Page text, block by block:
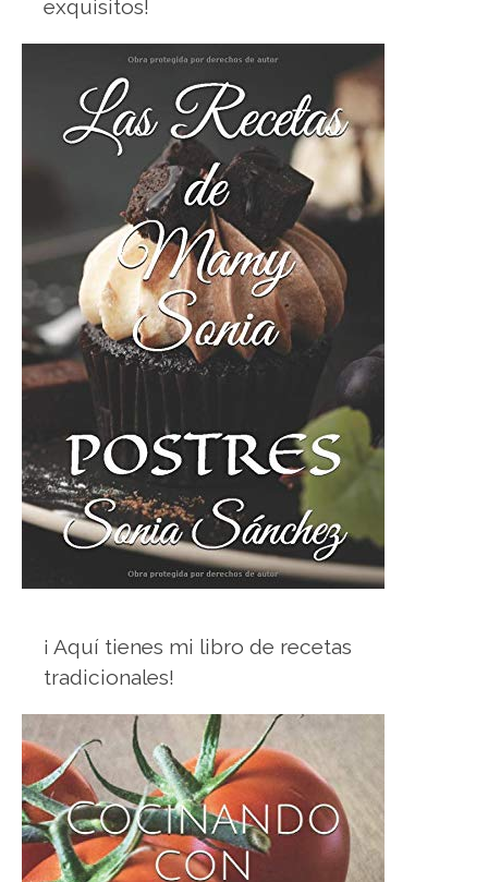
exquisitos!
¡ Aquí tienes mi libro de recetas
tradicionales!